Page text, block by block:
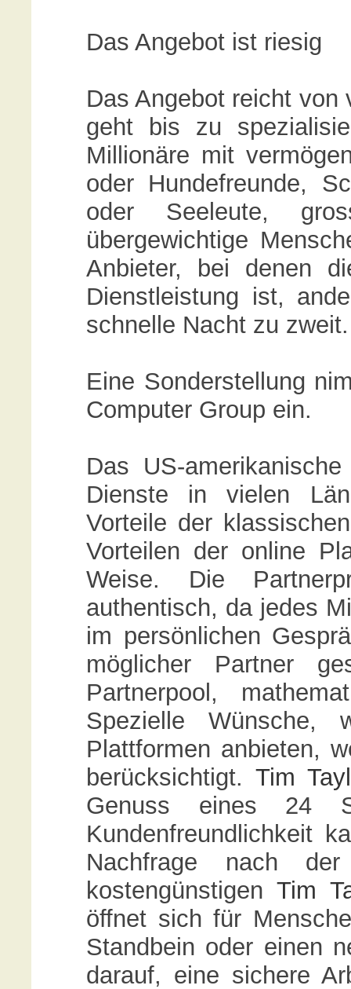
Das Angebot ist riesig
Das Angebot reicht von
geht bis zu
Millionäre mit
oder Hundefreunde,
oder Seeleute,
übergewichtige
Anbieter, bei denen
Dienstleistung ist,
schnelle Nacht zu zweit.
Eine Sonderstellung
Computer Group ein.
Das US-
Dienste in vielen
Vorteile der
Vorteilen der online
Weise. Die
authentisch, da jedes
im persönlichen
möglicher Partner
Partnerpool,
Spezielle Wünsche,
Plattformen anbieten,
berücksichtigt. Tim
Genuss eines 24
Kundenfreundlichkeit
Nachfrage nach der
kostengünstigen Tim
öffnet sich für
Standbein oder einen
darauf, eine sichere